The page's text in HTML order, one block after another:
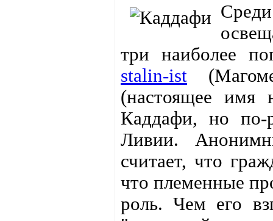
три наиболее
stalin-ist
(настоящее имя
Каддафи, но по-
Ливии.
считает, что
что племенные
роль. Чем его